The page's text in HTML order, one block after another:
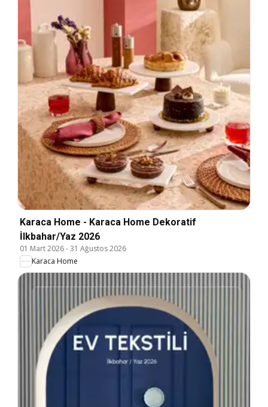
Karaca Home - Karaca Home Dekoratif
İlkbahar/Yaz 2026
01 Mart 2026-31 Ağustos 2026
Karaca Home